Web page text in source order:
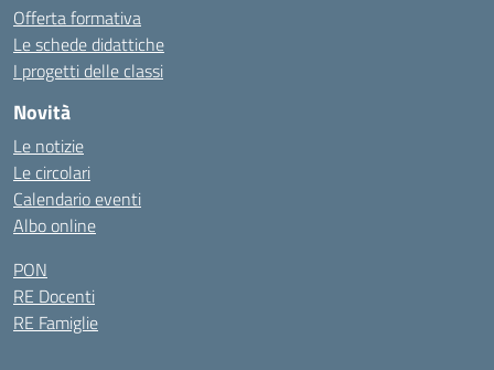
Offerta formativa
Le schede didattiche
I progetti delle classi
Novità
Le notizie
Le circolari
Calendario eventi
Albo online
PON
RE Docenti
RE Famiglie